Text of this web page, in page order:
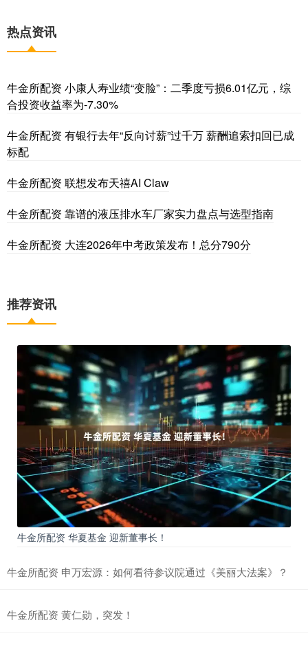
热点资讯
牛金所配资 小康人寿业绩“变脸”：二季度亏损6.01亿元，综
合投资收益率为-7.30%
牛金所配资 有银行去年“反向讨薪”过千万 薪酬追索扣回已成
标配
牛金所配资 联想发布天禧AI Claw
牛金所配资 靠谱的液压排水车厂家实力盘点与选型指南
牛金所配资 大连2026年中考政策发布！总分790分
推荐资讯
牛金所配资 华夏基金 迎新董事长！
牛金所配资 申万宏源：如何看待参议院通过《美丽大法案》？
牛金所配资 黄仁勋，突发！